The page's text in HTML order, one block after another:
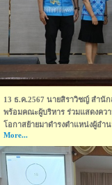
13 ธ.ค.2567 นายสิราวิชญ์ สำนั
พร้อมคณะผู้บริหาร ร่วมแสดงคว
โอกาสย้ายมาดำรงตำแหน่งผู้อำ
More...